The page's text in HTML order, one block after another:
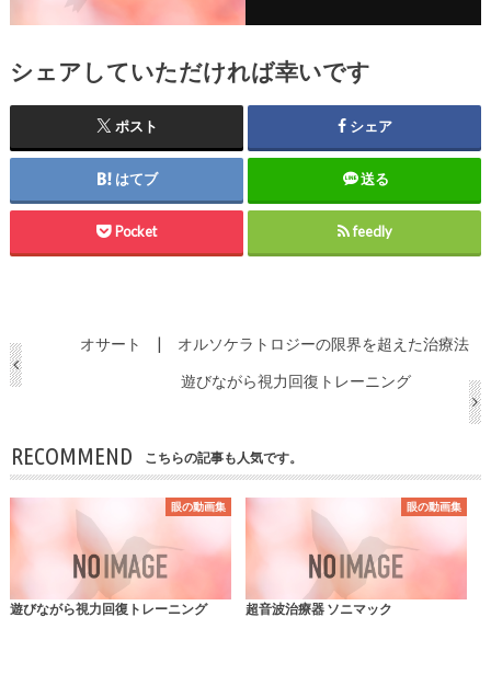
シェアしていただければ幸いです
ポスト シェア
はてブ 送る
Pocket feedly
オサート | オルソケラトロジーの限界を超えた治療法
遊びながら視力回復トレーニング
RECOMMEND こちらの記事も人気です。
眼の動画集
遊びながら視力回復トレーニング
眼の動画集
超音波治療器 ソニマック